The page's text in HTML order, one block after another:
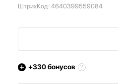
ШтрихКод: 4640399559084
+330бонусов